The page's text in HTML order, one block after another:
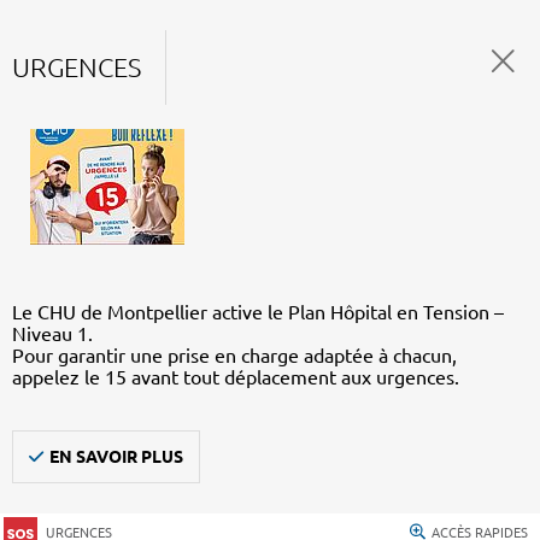
URGENCES
Le CHU de Montpellier active le Plan Hôpital en Tension –
Niveau 1.
Pour garantir une prise en charge adaptée à chacun,
appelez le 15 avant tout déplacement aux urgences.
EN SAVOIR PLUS
URGENCES ACCÈS RAPIDES